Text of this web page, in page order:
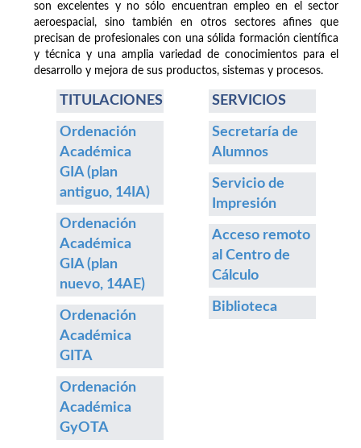
son excelentes y no sólo encuentran empleo en el sector
aeroespacial, sino también en otros sectores afines que
precisan de profesionales con una sólida formación científica
y técnica y una amplia variedad de conocimientos para el
desarrollo y mejora de sus productos, sistemas y procesos.
TITULACIONES
Ordenación
Académica
GIA (plan
antiguo, 14IA)
Ordenación
Académica
GIA (plan
nuevo, 14AE)
Ordenación
Académica
GITA
Ordenación
Académica
GyOTA
SERVICIOS
Secretaría de
Alumnos
Servicio de
Impresión
Acceso remoto
al Centro de
Cálculo
Biblioteca